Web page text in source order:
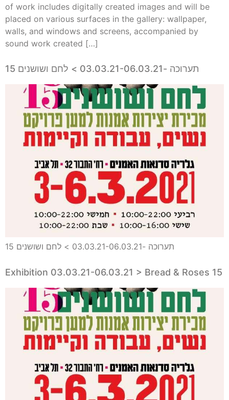
of work includes digitally created images and will be
placed on various surfaces in the gallery: wallpaper,
walls, and windows and screens, accompanied by
sound work created […]
תערוכה -03.03.21-06.03.21 > לחם ושושנים 15
תערוכה -03.03.21-06.03.21 > לחם ושושנים 15
Exhibition 03.03.21-06.03.21 > Bread & Roses 15